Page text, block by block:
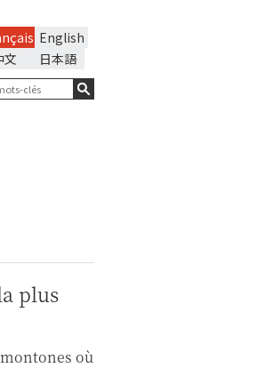
English
日本語
文
plus
où